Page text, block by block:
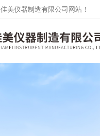
美仪器制造有限公司网站！